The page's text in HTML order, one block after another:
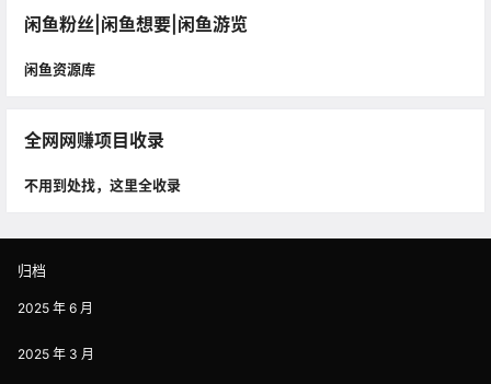
闲鱼粉丝|闲鱼想要|闲鱼游览
闲鱼资源库
全网网赚项目收录
不用到处找，这里全收录
归档
2025 年 6 月
2025 年 3 月